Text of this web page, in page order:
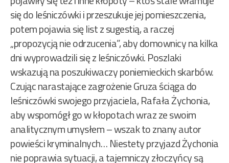
się do leśniczówki i przeszukuje jej pomieszczenia,
potem pojawia się list z sugestią, a raczej
„propozycją nie odrzucenia”, aby domownicy na kilka
dni wyprowadzili się z leśniczówki. Poszlaki
wskazują na poszukiwaczy poniemieckich skarbów.
Czując narastające zagrożenie Gruza ściąga do
leśniczówki swojego przyjaciela, Rafała Żychonia,
aby wspomógł go w kłopotach wraz ze swoim
analitycznym umysłem – wszak to znany autor
powieści kryminalnych… Niestety przyjazd Żychonia
nie poprawia sytuacji, a tajemniczy złoczyńcy są